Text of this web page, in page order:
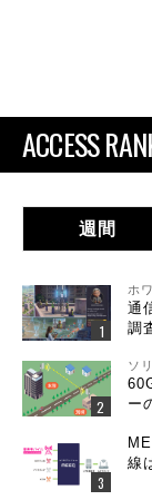
ACCESS
週間
ホ
通
調
ソ
ー
線